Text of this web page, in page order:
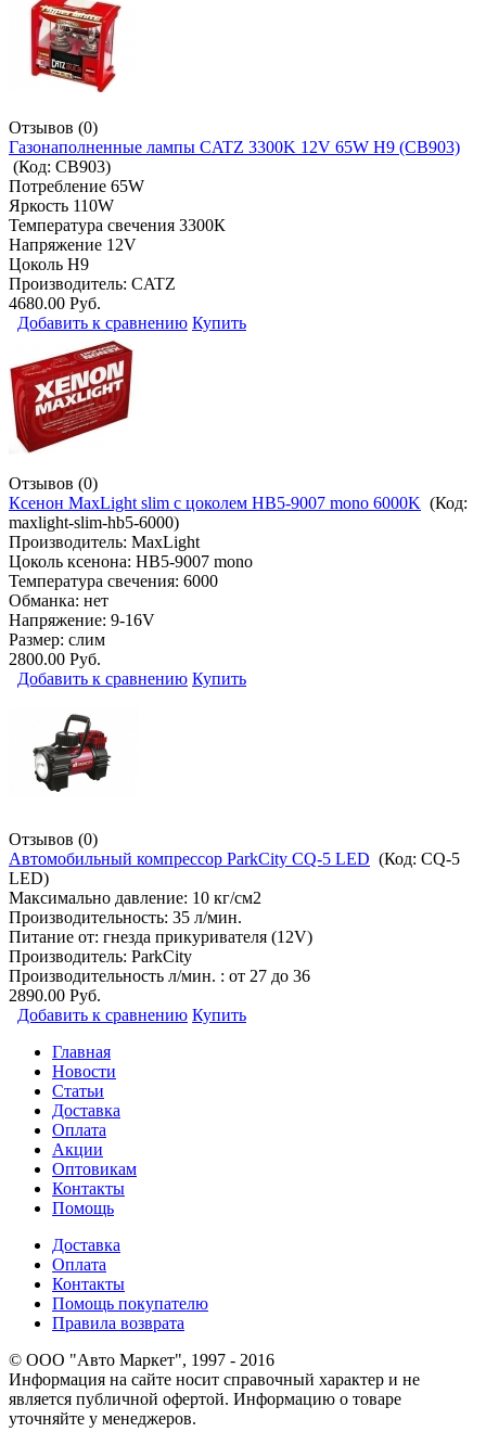
Отзывов (0)
Газонаполненные лампы CATZ 3300K 12V 65W H9 (CB903)
(Код: CB903)
Потребление 65W
Яркость 110W
Температура свечения 3300К
Напряжение 12V
Цоколь H9
Производитель: CATZ
4680.00 Руб.
Добавить к сравнению Купить
Отзывов (0)
Ксенон MaxLight slim с цоколем HB5-9007 mono 6000K (Код:
maxlight-slim-hb5-6000)
Производитель: MaxLight
Цоколь ксенона: HB5-9007 mono
Температура свечения: 6000
Обманка: нет
Напряжение: 9-16V
Размер: слим
2800.00 Руб.
Добавить к сравнению Купить
Отзывов (0)
Автомобильный компрессор ParkCity CQ-5 LED (Код: CQ-5
LED)
Максимально давление: 10 кг/см2
Производительность: 35 л/мин.
Питание от: гнезда прикуривателя (12V)
Производитель: ParkCity
Производительность л/мин. : от 27 до 36
2890.00 Руб.
Добавить к сравнению Купить
Главная
Новости
Статьи
Доставка
Оплата
Акции
Оптовикам
Контакты
Помощь
Доставка
Оплата
Контакты
Помощь покупателю
Правила возврата
© ООО "Авто Маркет", 1997 - 2016
Информация на сайте носит справочный характер и не
является публичной офертой. Информацию о товаре
уточняйте у менеджеров.